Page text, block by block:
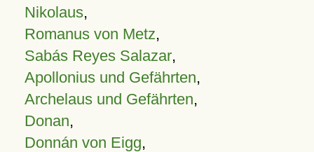
Nikolaus,
Romanus von Metz,
Sabás Reyes Salazar,
Apollonius und Gefährten,
Archelaus und Gefährten,
Donan,
Donnán von Eigg,